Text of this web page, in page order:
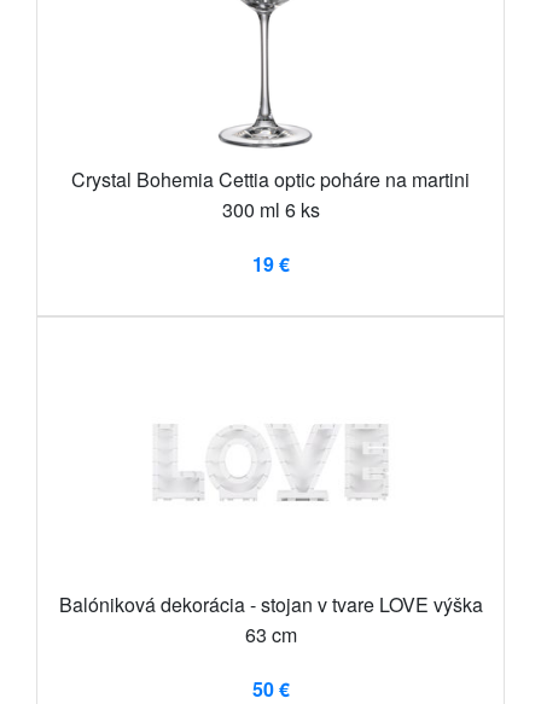
Crystal Bohemia Cettia optic poháre na martini
300 ml 6 ks
19 €
Balóniková dekorácia - stojan v tvare LOVE výška
63 cm
50 €